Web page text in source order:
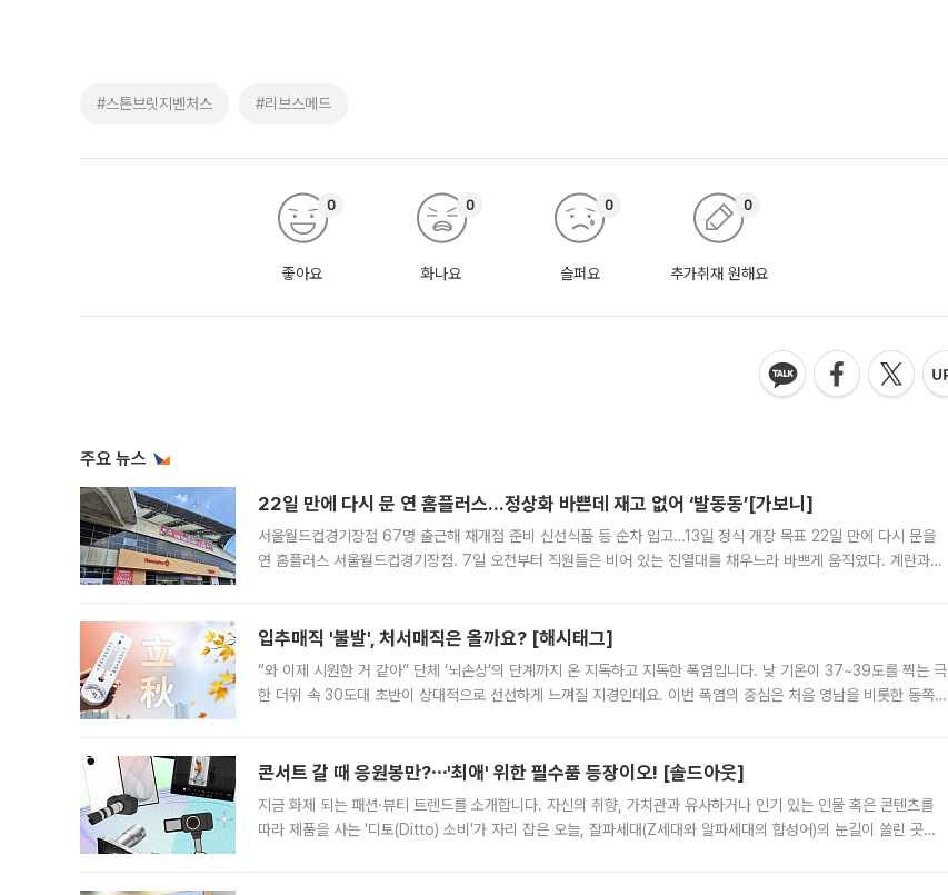
#스톤브릿지벤처스 #리브스메드
좋아요
0
화나요
0
슬퍼요
0
추가취재 원해요
0
주요 뉴스
22일 만에 다시 문 연 홈플러스…정상화 바쁜데 재고 없어 ‘발동동’[가보니]
서울월드컵경기장점 67명 출근해 재개점 준비 신선식품 등 순차 입고…13일 정식 개장 목표 22일 만에 다시 문을
연 홈플러스 서울월드컵경기장점. 7일 오전부터 직원들은 비어 있는 진열대를 채우느라 바쁘게 움직였다. 계란과
입추매직 '불발', 처서매직은 올까요? [해시태그]
“와 이제 시원한 거 같아” 단체 ‘뇌손상’의 단계까지 온 지독하고 지독한 폭염입니다. 낮 기온이 37~39도를 찍는 극
한 더위 속 30도대 초반이 상대적으로 선선하게 느껴질 지경인데요. 이번 폭염의 중심은 처음 영남을 비롯한 동쪽
콘서트 갈 때 응원봉만?⋯'최애' 위한 필수품 등장이오! [솔드아웃]
지금 화제 되는 패션·뷰티 트렌드를 소개합니다. 자신의 취향, 가치관과 유사하거나 인기 있는 인물 혹은 콘텐츠를
따라 제품을 사는 '디토(Ditto) 소비'가 자리 잡은 오늘, 잘파세대(Z세대와 알파세대의 합성어)의 눈길이 쏠린 곳은